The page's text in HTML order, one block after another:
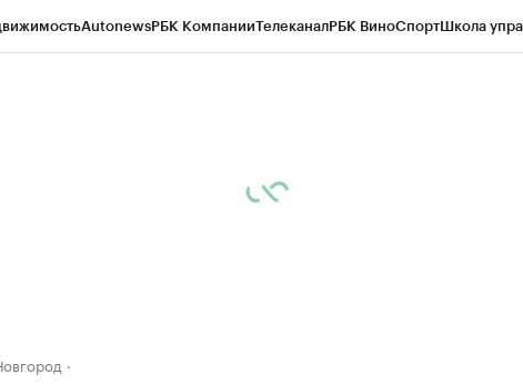
AutonewsРБК КомпанииТелеканалРБК ВиноСпортШкола